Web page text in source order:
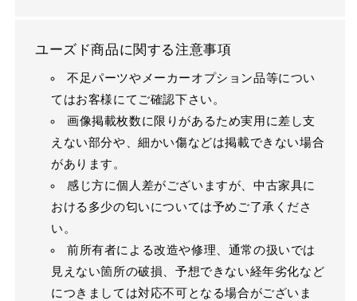
ユーズド商品に関する注意事項
不足パーツやメーカーオプション品等につい
てはお客様にてご確認下さい。
画像掲載枚数に限りがあるため実用に差し支
えない部分や、細かい傷などは掲載できない場合
があります。
感じ方に個人差がございますが、中古家具に
おける多少の匂いについては予めご了承くださ
い。
前所有者による改造や修理、通常の扱いでは
見えない箇所の破損、予想できない経年劣化など
につきましては対応不可となる場合がございま